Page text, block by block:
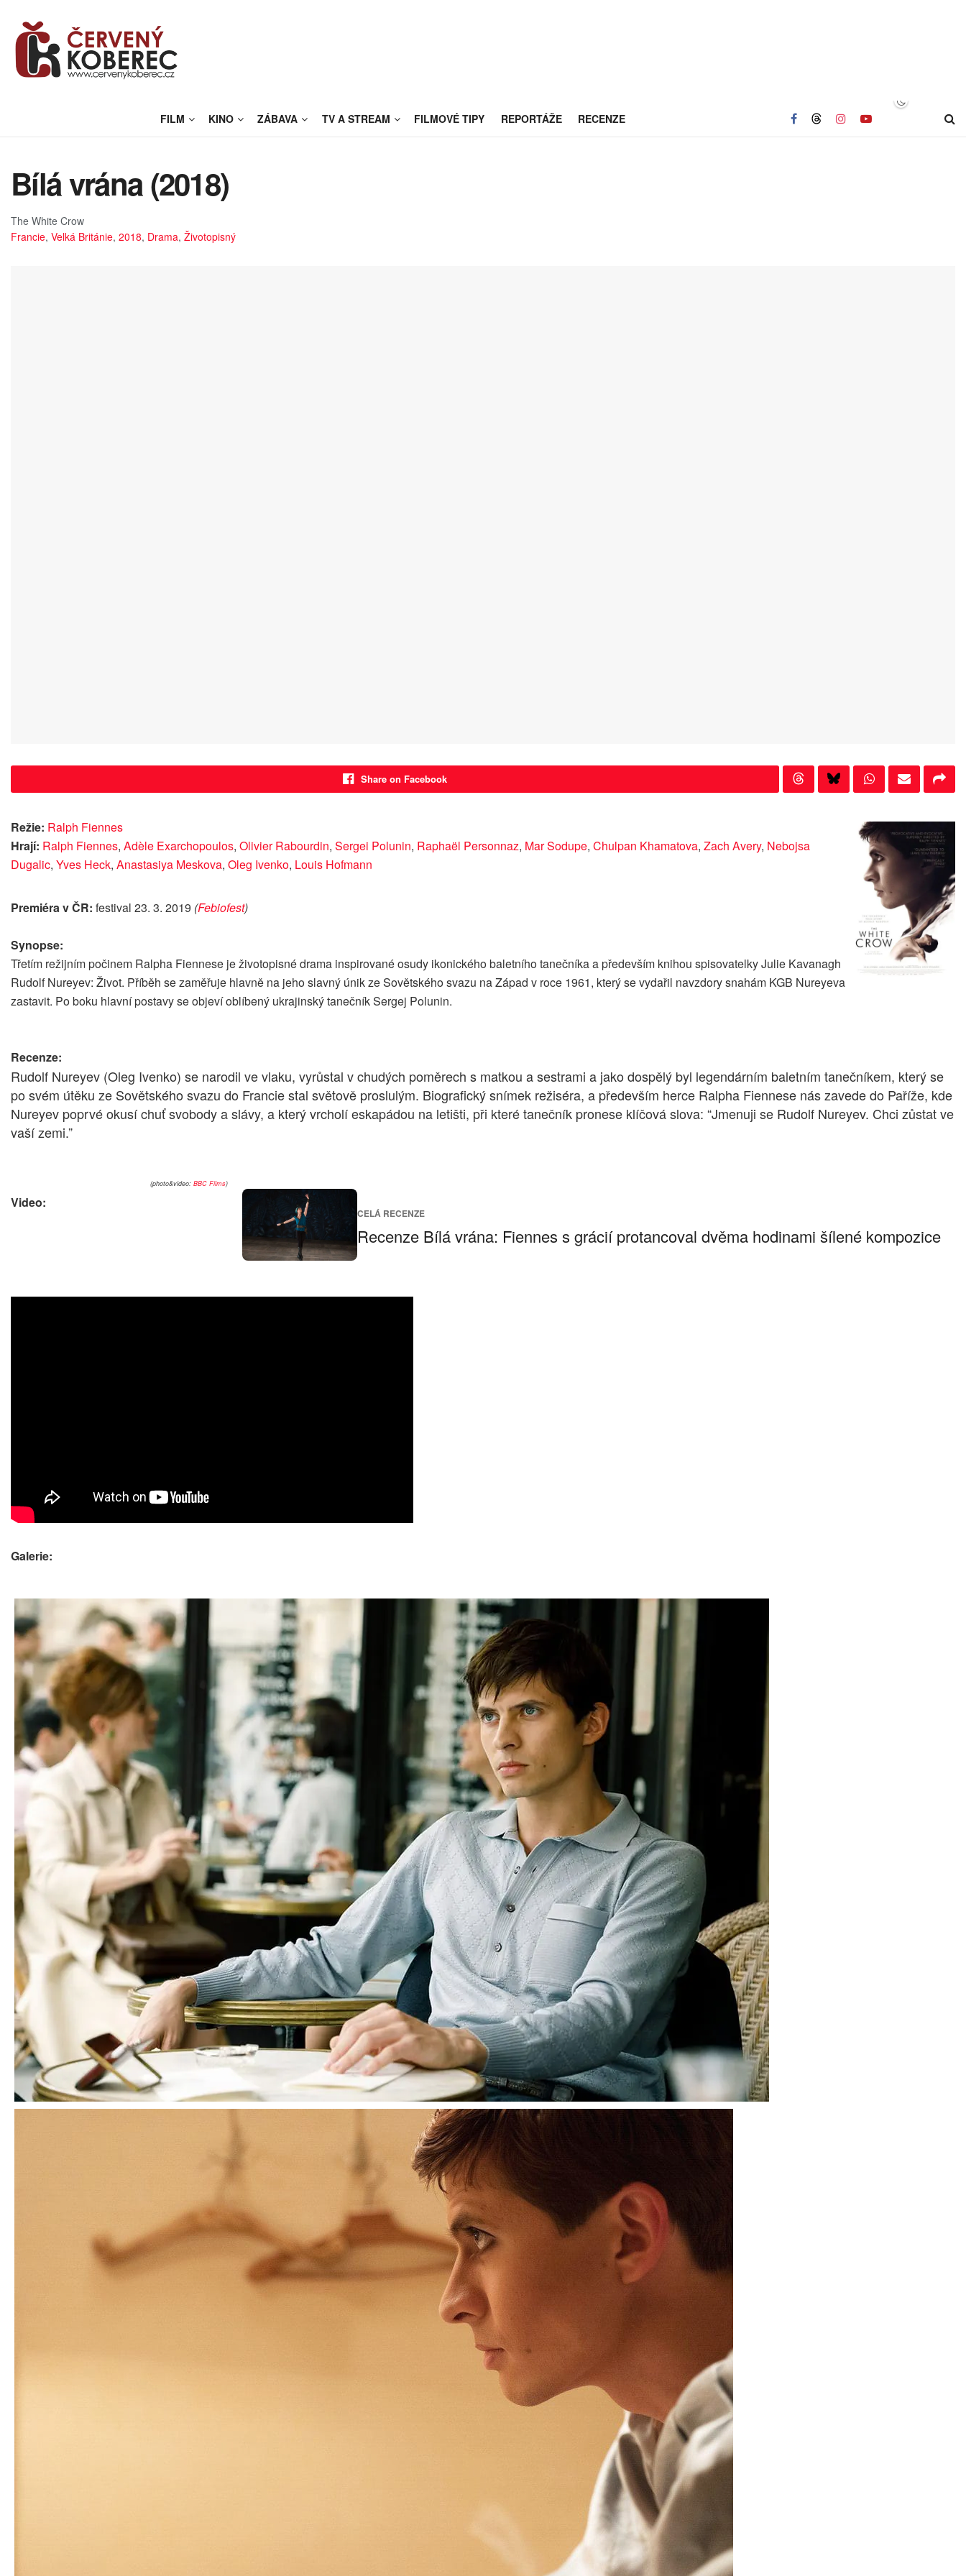
FILM KINO ZÁBAVA TV A STREAM FILMOVÉ TIPY REPORTÁŽE RECENZE
Bílá vrána (2018)
The White Crow
Francie, Velká Británie, 2018, Drama, Životopisný
Share on Facebook
Režie: Ralph Fiennes
Hrají: Ralph Fiennes, Adèle Exarchopoulos, Olivier Rabourdin, Sergei Polunin, Raphaël Personnaz, Mar Sodupe, Chulpan Khamatova, Zach Avery, Nebojsa
Dugalic, Yves Heck, Anastasiya Meskova, Oleg Ivenko, Louis Hofmann
Premiéra v ČR: festival 23. 3. 2019 (Febiofest)
Synopse:
Třetím režijním počinem Ralpha Fiennese je životopisné drama inspirované osudy ikonického baletního tanečníka a především knihou spisovatelky Julie Kavanagh
Rudolf Nureyev: Život. Příběh se zaměřuje hlavně na jeho slavný únik ze Sovětského svazu na Západ v roce 1961, který se vydařil navzdory snahám KGB Nureyeva
zastavit. Po boku hlavní postavy se objeví oblíbený ukrajinský tanečník Sergej Polunin.
Recenze:
Rudolf Nureyev (Oleg Ivenko) se narodil ve vlaku, vyrůstal v chudých poměrech s matkou a sestrami a jako dospělý byl legendárním baletním tanečníkem, který se
po svém útěku ze Sovětského svazu do Francie stal světově proslulým. Biografický snímek režiséra, a především herce Ralpha Fiennese nás zavede do Paříže, kde
Nureyev poprvé okusí chuť svobody a slávy, a který vrcholí eskapádou na letišti, při které tanečník pronese klíčová slova: “Jmenuji se Rudolf Nureyev. Chci zůstat ve
vaší zemi.”
CELÁ RECENZE
Recenze Bílá vrána: Fiennes s grácií protancoval dvěma hodinami šílené kompozice
(photo&video: BBC Films)
Video:
Galerie: